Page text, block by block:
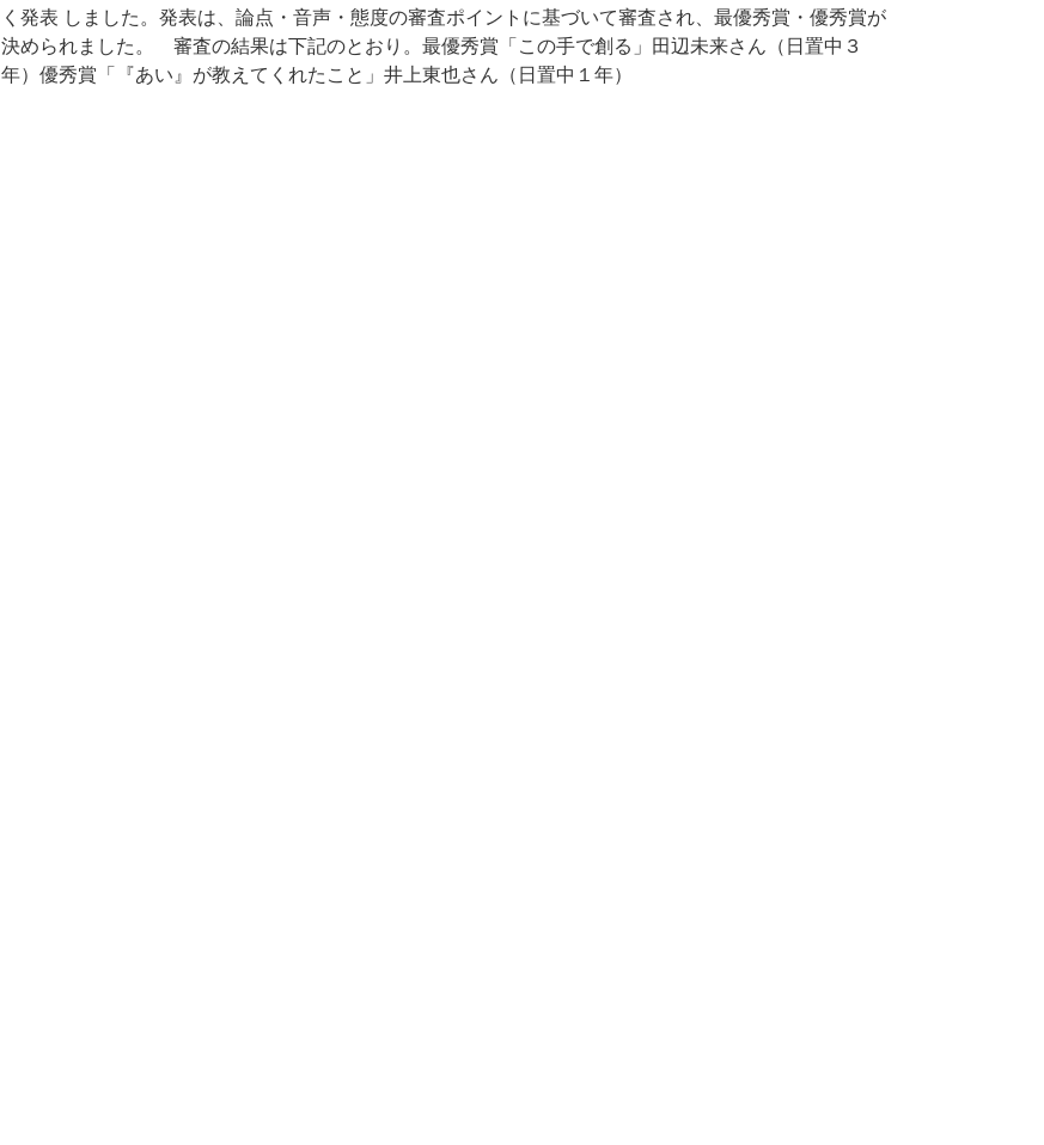
く発表 しました。発表は、論点・音声・態度の審査ポイントに基づいて審査され、最優秀賞・優秀賞が
決められました。 審査の結果は下記のとおり。最優秀賞「この手で創る」田辺未来さん（日置中３
年）優秀賞「『あい』が教えてくれたこと」井上東也さん（日置中１年）